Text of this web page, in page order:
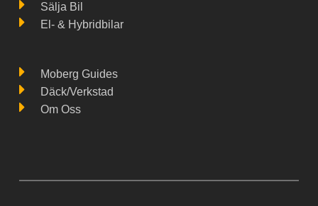
Sälja Bil
El- & Hybridbilar
Moberg Guides
Däck/Verkstad
Om Oss